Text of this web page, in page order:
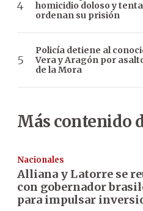
homicidio doloso y
ordenan su prisión
Policía detiene al
Vera y Aragón por
de la Mora
Más contenido
Nacionales
Alliana y Latorre se
con gobernador
para impulsar